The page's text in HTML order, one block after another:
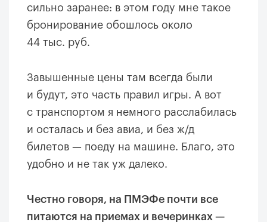
сильно заранее: в этом году мне такое
бронирование обошлось около
44 тыс. руб.
Завышенные цены там всегда были
и будут, это часть правил игры. А вот
с транспортом я немного расслабилась
и осталась и без авиа, и без ж/д
билетов — поеду на машине. Благо, это
удобно и не так уж далеко.
Честно говоря, на ПМЭФе почти все
питаются на приемах и вечеринках —